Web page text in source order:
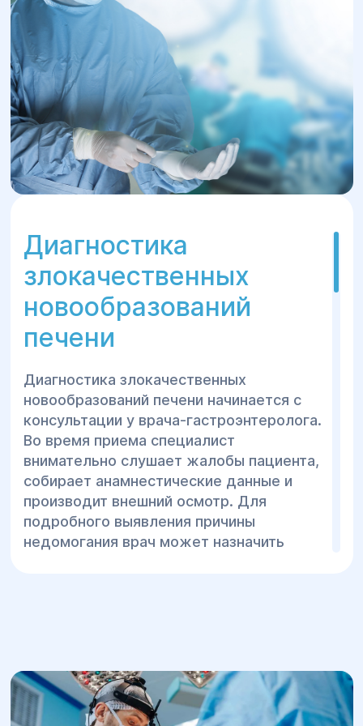
Диагностика
злокачественных
новообразований
печени
Диагностика злокачественных
новообразований печени начинается с
консультации у врача-гастроэнтеролога.
Во время приема специалист
внимательно слушает жалобы пациента,
собирает анамнестические данные и
производит внешний осмотр. Для
подробного выявления причины
недомогания врач может назначить
определение альфа-фетопротеина;
КТ с контрастированием;